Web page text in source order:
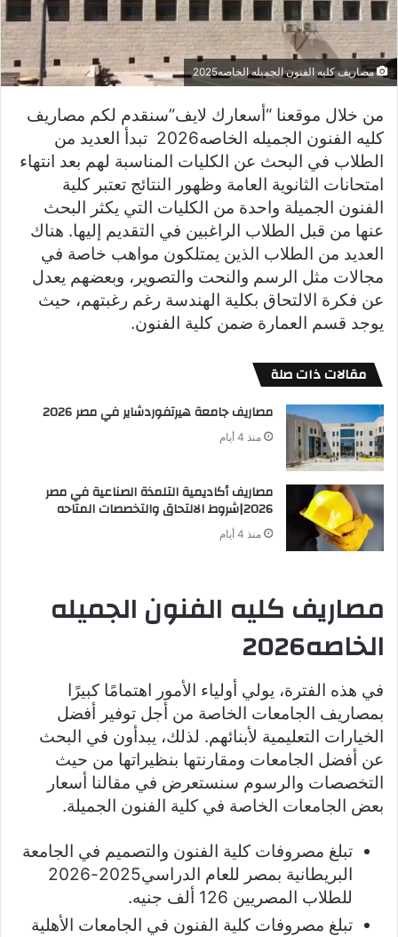
مصاريف كليه الفنون الجميله الخاصه2025
من خلال موقعنا “أسعارك لايف”سنقدم لكم مصاريف
كليه الفنون الجميله الخاصه2026 تبدأ العديد من
الطلاب في البحث عن الكليات المناسبة لهم بعد انتهاء
امتحانات الثانوية العامة وظهور النتائج تعتبر كلية
الفنون الجميلة واحدة من الكليات التي يكثر البحث
عنها من قبل الطلاب الراغبين في التقديم إليها. هناك
العديد من الطلاب الذين يمتلكون مواهب خاصة في
مجالات مثل الرسم والنحت والتصوير، وبعضهم يعدل
عن فكرة الالتحاق بكلية الهندسة رغم رغبتهم، حيث
يوجد قسم العمارة ضمن كلية الفنون.
مقالات ذات صلة
مصاريف جامعة هيرتفوردشاير في مصر 2026
منذ 4 أيام
مصاريف أكاديمية التلمذة الصناعية في مصر
2026|شروط الالتحاق والتخصصات المتاحه
منذ 4 أيام
مصاريف كليه الفنون الجميله
الخاصه2026
في هذه الفترة، يولي أولياء الأمور اهتمامًا كبيرًا
بمصاريف الجامعات الخاصة من أجل توفير أفضل
الخيارات التعليمية لأبنائهم. لذلك، يبدأون في البحث
عن أفضل الجامعات ومقارنتها بنظيراتها من حيث
التخصصات والرسوم سنستعرض في مقالنا أسعار
بعض الجامعات الخاصة في كلية الفنون الجميلة.
تبلغ مصروفات كلية الفنون والتصميم في الجامعة
البريطانية بمصر للعام الدراسي2025-2026
للطلاب المصريين 126 ألف جنيه.
تبلغ مصروفات كلية الفنون في الجامعات الأهلية